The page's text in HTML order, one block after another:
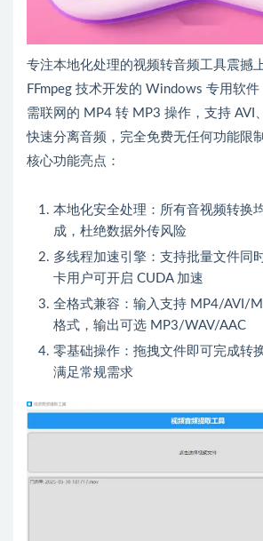
专注本地化处理的视频转音频工具震撼
FFmpeg 技术开发的 Windows 专用软
需联网的 MP4 转 MP3 操作，支持 AVI
快速分离音频，完全免费无任何功能限制
核心功能亮点：
本地化安全处理：所有音视频转换
成，杜绝数据外传风险
多线程加速引擎：支持批量文件同
卡用户可开启 CUDA 加速
全格式兼容：输入支持 MP4/AVI/
格式，输出可选 MP3/WAV/AAC
零基础操作：拖拽文件即可完成转
满足常规需求